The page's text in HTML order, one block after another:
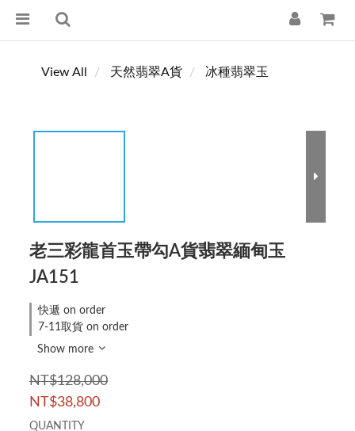
View All 天然翡翠A貨 冰種翡翠玉
老三彩龍首玉帶勾A貨翡翠緬甸玉
JA151
快遞 on order
7-11取貨 on order
Show more
NT$128,000
NT$38,800
QUANTITY